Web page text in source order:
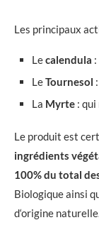
Les principaux
Lecalendula
LeTournesol
La Myrte :
Le produit est
ingrédients
100% du total
Biologique ainsi
d‘origine